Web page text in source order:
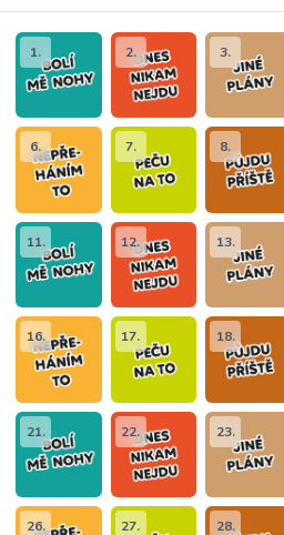
1. 2. 3.
6. 7. 8.
11. 12. 13.
16. 17. 18.
21. 22. 23.
26. 27. 28.